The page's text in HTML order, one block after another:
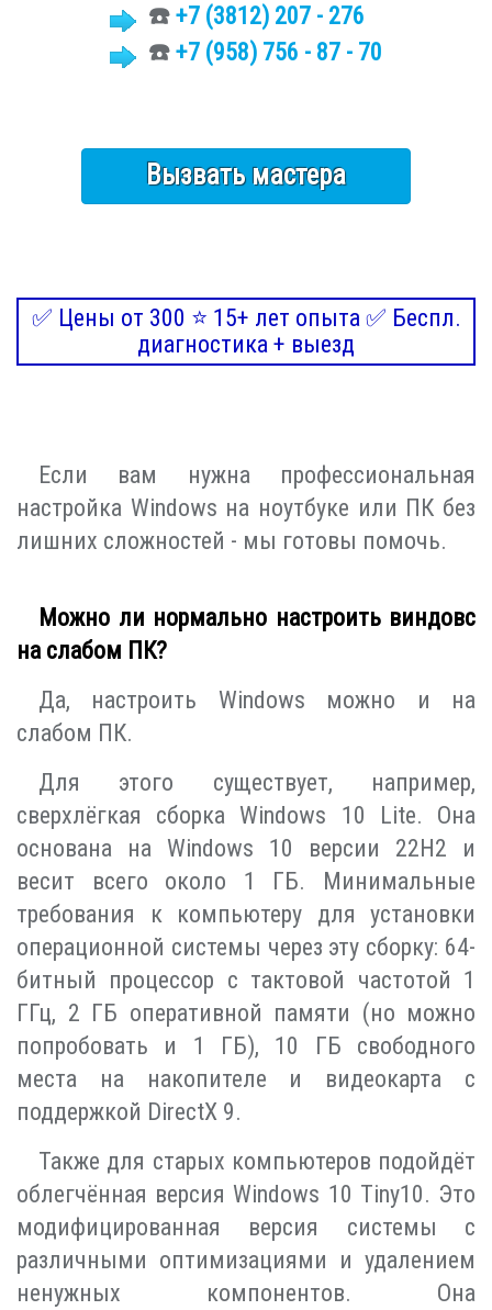
☎️ +7 (3812) 207 - 276
☎️ +7 (958) 756 - 87 - 70
Вызвать мастера
✅ Цены от 300 ⭐ 15+ лет опыта ✅ Беспл.
диагностика + выезд
Если вам нужна профессиональная
настройка Windows на ноутбуке или ПК без
лишних сложностей - мы готовы помочь.
Можно ли нормально настроить виндовс
на слабом ПК?
Да, настроить Windows можно и на
слабом ПК.
Для этого существует, например,
сверхлёгкая сборка Windows 10 Lite. Она
основана на Windows 10 версии 22H2 и
весит всего около 1 ГБ. Минимальные
требования к компьютеру для установки
операционной системы через эту сборку: 64-
битный процессор с тактовой частотой 1
ГГц, 2 ГБ оперативной памяти (но можно
попробовать и 1 ГБ), 10 ГБ свободного
места на накопителе и видеокарта с
поддержкой DirectX 9.
Также для старых компьютеров подойдёт
облегчённая версия Windows 10 Tiny10. Это
модифицированная версия системы с
различными оптимизациями и удалением
ненужных компонентов. Она